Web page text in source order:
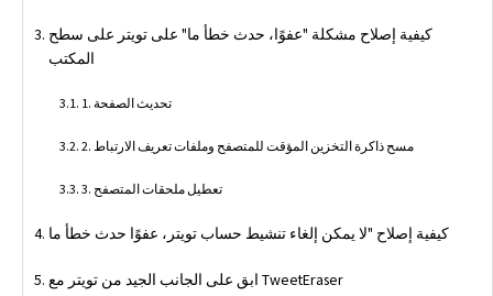
كيفية إصلاح مشكلة "عفوًا، حدث خطأ ما" على تويتر على سطح
المكتب
1. تحديث الصفحة
2. مسح ذاكرة التخزين المؤقت للمتصفح وملفات تعريف الارتباط
3. تعطيل ملحقات المتصفح
كيفية إصلاح "لا يمكن إلغاء تنشيط حساب تويتر، عفوًا حدث خطأ ما
ابق على الجانب الجيد من تويتر مع TweetEraser